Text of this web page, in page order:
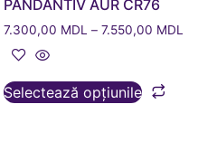
PANDANTIV AUR CR76
7.300,00 MDL – 7.550,00 MDL
Selectează opțiunile